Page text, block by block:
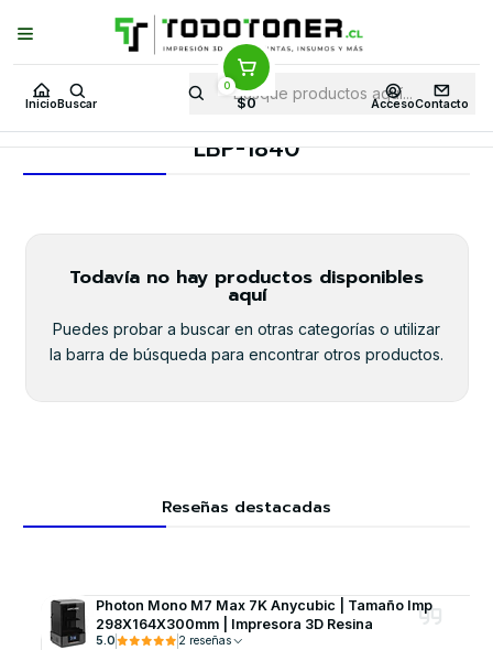
Inicio Buscar
0
$0 AccesoContacto
Puedes Elegir: Comprar enTienda· Despachoa Todo Chile · Retiro en
Tienda en24 Horas
Inicio Toner y tambor Toner Alternativo CANON
Equipos CANON
LBP-1840
Todavía no hay productos disponibles
aquí
Puedes probar a buscar en otras categorías o utilizar
la barra de búsqueda para encontrar otros productos.
Reseñas destacadas
Photon Mono M7 Max 7K Anycubic | Tamaño Imp
298X164X300mm | Impresora 3D Resina
5.0 2 reseñas